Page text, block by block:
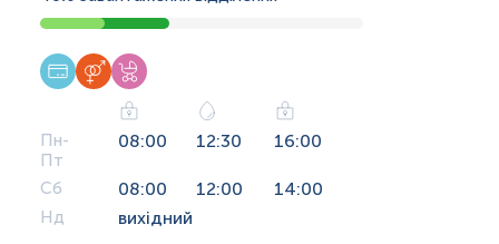
Пн-
Пт
08:00 12:30 16:00
Сб 08:00 12:00 14:00
Нд вихідний